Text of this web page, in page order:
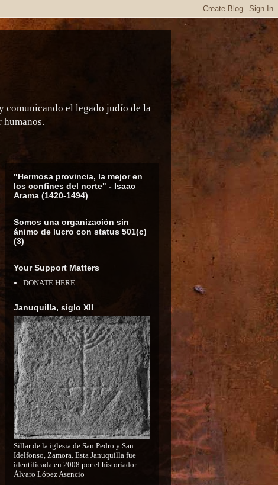
comunicando el legado judío de la
"Hermosa provincia, la mejor en
los confines del norte" - Isaac
Arama (1420-1494)
Somos una organización sin
ánimo de lucro con status 501(c)
(3)
Your Support Matters
DONATE HERE
Januquilla, siglo XII
Sillar de la iglesia de San Pedro y San
Idelfonso, Zamora. Esta Januquilla fue
identificada en 2008 por el historiador
Álvaro López Asencio